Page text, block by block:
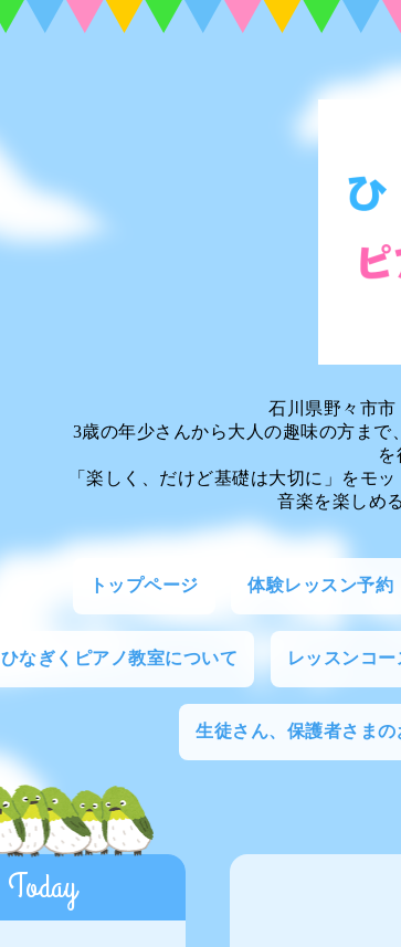
石川県野々市市
3歳の年少さんから大人の趣味の方ま
を
「楽しく、だけど基礎は大切に」をモ
音楽を楽しめ
トップページ 体験レッスン予約
ひなぎくピアノ教室について レッスンコ
生徒さん、保護者さまの
Today